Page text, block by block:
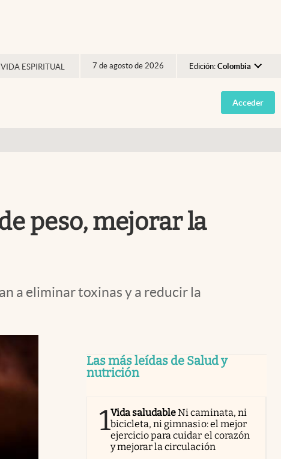
VIDA ESPIRITUAL 7 de agosto de 2026 Edición: Colombia
Argentina
España
Acceder
peso, mejorar la
a eliminar toxinas y a reducir la
Las más leídas de Salud y
nutrición
1Vida saludableNi caminata, ni
bicicleta, ni gimnasio: el mejor
ejercicio para cuidar el corazón
y mejorar la circulación